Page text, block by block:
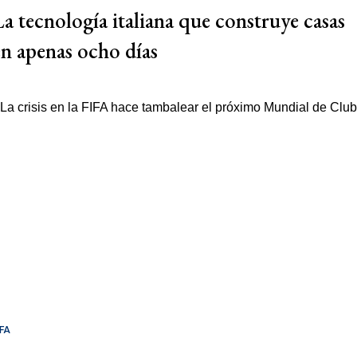
tecnología italiana que construye casas
apenas ocho días